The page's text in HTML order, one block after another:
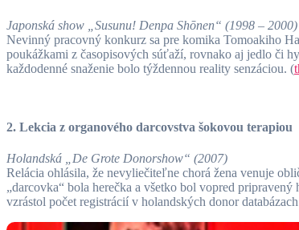
Japonská show „Susunu! Denpa Shōnen“ (1998 – 2000)
Nevinný pracovný konkurz sa pre komika Tomoakiho
poukážkami z časopisových súťaží, rovnako aj jedlo či
každodenné snaženie bolo týždennou reality senzáciou. (
2. Lekcia z organového darcovstva šokovou terapiou
Holandská „De Grote Donorshow“ (2007)
Relácia ohlásila, že nevyliečiteľne chorá žena venuje
„darcovka“ bola herečka a všetko bol vopred
vzrástol počet registrácií v holandských donor